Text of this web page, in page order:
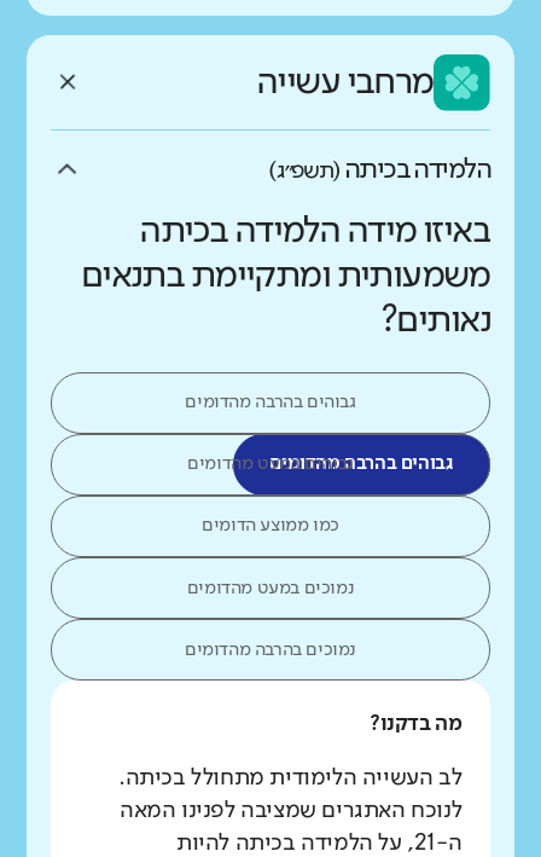
מרחבי עשייה
הלמידה בכיתה (תשפ״ג)
באיזו מידה הלמידה בכיתה
משמעותית ומתקיימת בתנאים
נאותים?
גבוהים בהרבה מהדומים
גבוהים בהרבה מהדומיםגבוהים במעט מהדומים
כמו ממוצע הדומים
נמוכים במעט מהדומים
נמוכים בהרבה מהדומים
מה בדקנו?
לב העשייה הלימודית מתחולל בכיתה.
לנוכח האתגרים שמציבה לפנינו המאה
ה-21, על הלמידה בכיתה להיות